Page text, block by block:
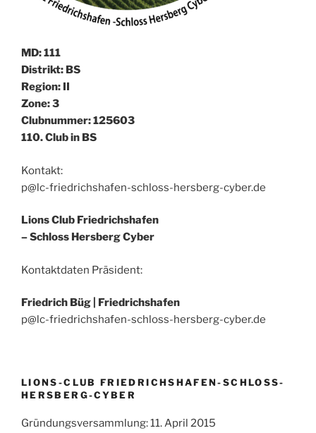
MD: 111
Distrikt: BS
Region: II
Zone: 3
Clubnummer: 125603
110. Club in BS
Kontakt:
p@lc-friedrichshafen-schloss-hersberg-cyber.de
Lions Club Friedrichshafen
– Schloss Hersberg Cyber
Kontaktdaten Präsident:
Friedrich Büg | Friedrichshafen
p@lc-friedrichshafen-schloss-hersberg-cyber.de
LIONS-CLUB FRIEDRICHSHAFEN-SCHLOSS-
HERSBERG-CYBER
Gründungsversammlung: 11. April 2015